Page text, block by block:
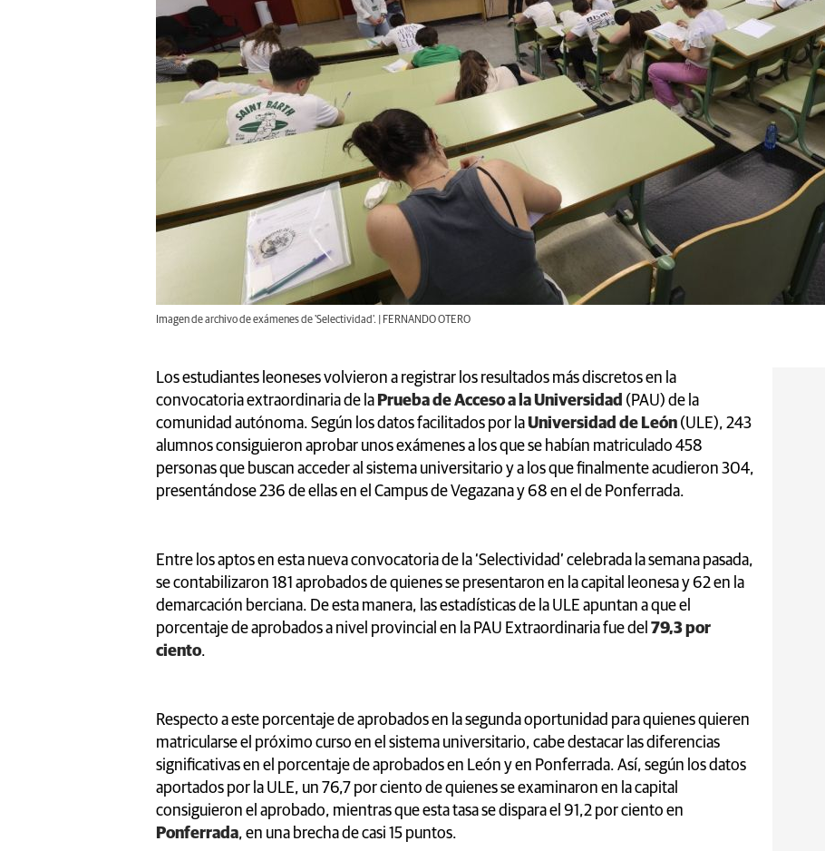
Imagen de archivo de exámenes de 'Selectividad'. | FERNANDO OTERO
Los estudiantes leoneses volvieron a registrar los resultados más discretos en la
convocatoria extraordinaria de la Prueba de Acceso a la Universidad (PAU) de la
comunidad autónoma. Según los datos facilitados por laUniversidad de León (ULE), 243
alumnos consiguieron aprobar unos exámenes a los que se habían matriculado 458
personas que buscan acceder al sistema universitario y a los que finalmente acudieron 304,
presentándose 236 de ellas en el Campus de Vegazana y 68 en el de Ponferrada.
Entre los aptos en esta nueva convocatoria de la ‘Selectividad’ celebrada la semana pasada,
se contabilizaron 181 aprobados de quienes se presentaron en la capital leonesa y 62 en la
demarcación berciana. De esta manera, las estadísticas de la ULE apuntan a que el
porcentaje de aprobados a nivel provincial en la PAU Extraordinaria fue del 79,3 por
ciento.
Respecto a este porcentaje de aprobados en la segunda oportunidad para quienes quieren
matricularse el próximo curso en el sistema universitario, cabe destacar las diferencias
significativas en el porcentaje de aprobados en León y en Ponferrada. Así, según los datos
aportados por la ULE, un 76,7 por ciento de quienes se examinaron en la capital
consiguieron el aprobado, mientras que esta tasa se dispara el 91,2 por ciento en
Ponferrada, en una brecha de casi 15 puntos.